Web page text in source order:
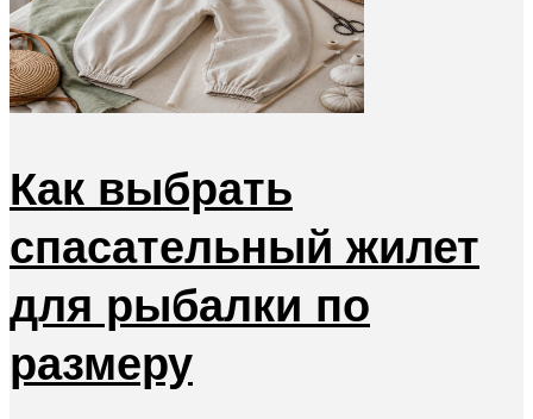
Как выбрать
спасательный жилет
для рыбалки по
размеру